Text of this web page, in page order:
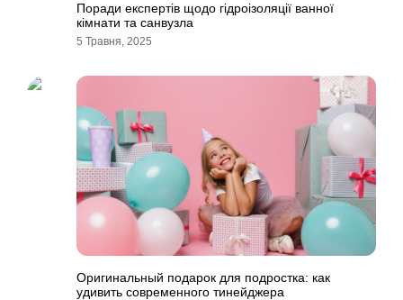
Поради експертів щодо гідроізоляції ванної
кімнати та санвузла
5 Травня, 2025
Оригинальный подарок для подростка: как
удивить современного тинейджера